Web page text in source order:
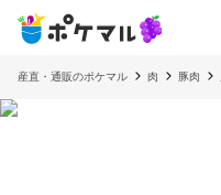
産直・通販のポケマル 肉 豚肉